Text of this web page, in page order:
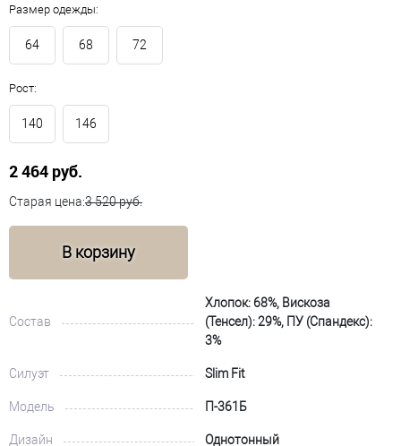
Размер одежды:
64 68 72
Рост:
140 146
2 464 руб.
Старая цена:3 520 руб.
В корзину
Состав
Хлопок: 68%, Вискоза
(Тенсел): 29%, ПУ (Спандекс):
3%
Силуэт Slim Fit
Модель П-361Б
Дизайн Однотонный